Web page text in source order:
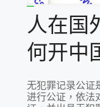
人在国
何开中
无犯罪记录公证
进行公证，依法